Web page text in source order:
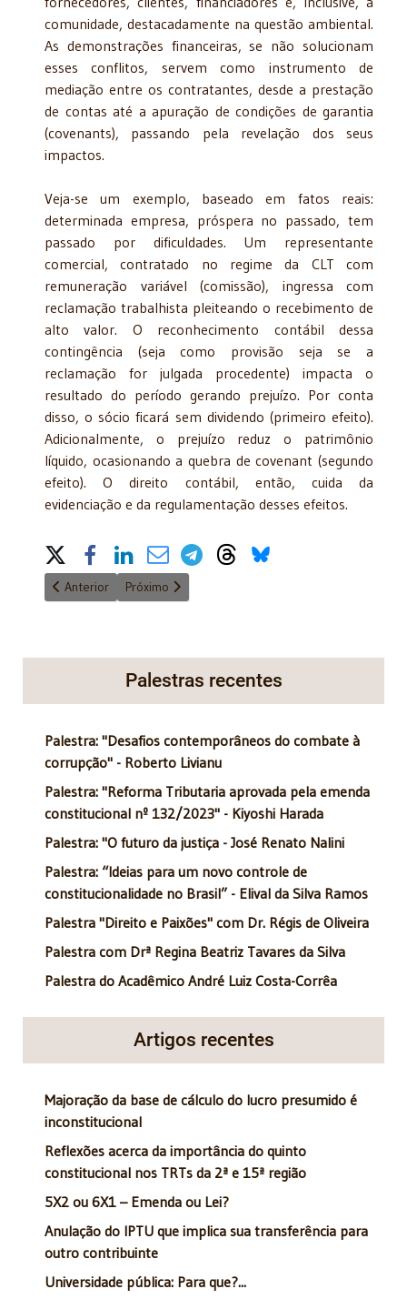
comunidade, destacadamente na questão ambiental.
As demonstrações financeiras, se não solucionam
esses conflitos, servem como instrumento de
mediação entre os contratantes, desde a prestação
de contas até a apuração de condições de garantia
(covenants), passando pela revelação dos seus
impactos.
Veja-se um exemplo, baseado em fatos reais:
determinada empresa, próspera no passado, tem
passado por dificuldades. Um representante
comercial, contratado no regime da CLT com
remuneração variável (comissão), ingressa com
reclamação trabalhista pleiteando o recebimento de
alto valor. O reconhecimento contábil dessa
contingência (seja como provisão seja se a
reclamação for julgada procedente) impacta o
resultado do período gerando prejuízo. Por conta
disso, o sócio ficará sem dividendo (primeiro efeito).
Adicionalmente, o prejuízo reduz o patrimônio
líquido, ocasionando a quebra de covenant (segundo
efeito). O direito contábil, então, cuida da
evidenciação e da regulamentação desses efeitos.
Share on Social Media
Artigo anterior: "Moralidade e Omissão na Gestão da Coisa
Anterior Próximo artigo: "O principio da igualdade" - 26/1/
Próximo
Palestras recentes
Palestra: "Desafios contemporâneos do combate à
corrupção" - Roberto Livianu
Palestra: "Reforma Tributaria aprovada pela emenda
constitucional nº 132/2023" - Kiyoshi Harada
Palestra: "O futuro da justiça - José Renato Nalini
Palestra: “Ideias para um novo controle de
constitucionalidade no Brasil” - Elival da Silva Ramos
Palestra "Direito e Paixões" com Dr. Régis de Oliveira
Palestra com Drª Regina Beatriz Tavares da Silva
Palestra do Acadêmico André Luiz Costa-Corrêa
Artigos recentes
Majoração da base de cálculo do lucro presumido é
inconstitucional
Reflexões acerca da importância do quinto
constitucional nos TRTs da 2ª e 15ª região
5X2 ou 6X1 – Emenda ou Lei?
Anulação do IPTU que implica sua transferência para
outro contribuinte
Universidade pública: Para que?...